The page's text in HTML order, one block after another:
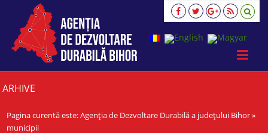
Agenția
Dezvoltare
Durabilă
județului
Bihor
strategie,
acţiune
ARHIVE
Pagina curentă este:Agenția de Dezvoltare Durabilă a județului Bihor»
municipii